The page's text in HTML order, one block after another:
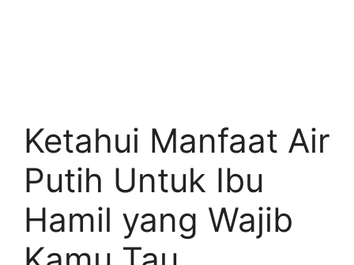
Ketahui Manfaat Air
Putih Untuk Ibu
Hamil yang Wajib